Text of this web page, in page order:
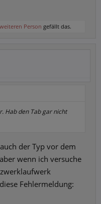
Person gefällt das.
Hab den Tab gar nicht
der Typ vor dem
wenn ich versuche
Fehlermeldung: